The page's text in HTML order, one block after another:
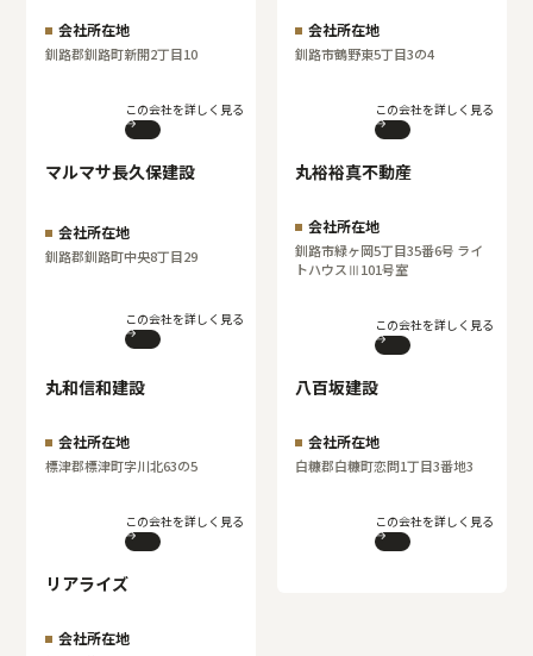
会社所在地
釧路郡釧路町新開2丁目10
この会社を詳しく見る
会社所在地
釧路市鶴野東5丁目3の4
この会社を詳しく見る
マルマサ長久保建設
会社所在地
釧路郡釧路町中央8丁目29
この会社を詳しく見る
丸裕裕真不動産
会社所在地
釧路市緑ヶ岡5丁目35番6号 ライ
トハウスⅢ101号室
この会社を詳しく見る
丸和信和建設
会社所在地
標津郡標津町字川北63の5
この会社を詳しく見る
八百坂建設
会社所在地
白糠郡白糠町恋問1丁目3番地3
この会社を詳しく見る
リアライズ
会社所在地